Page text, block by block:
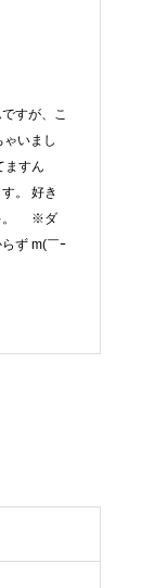
すが、こ
いまし
ますん
。 好き
キ。 ※ダ
ず m(￣ｰ